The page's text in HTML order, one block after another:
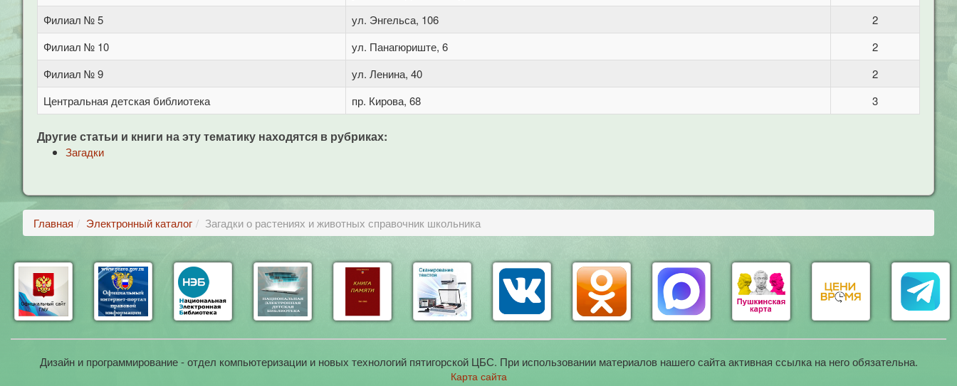
Филиал № 5
ул. Энгельса, 106
2
Филиал № 10
ул. Панагюриште, 6
2
Филиал № 9
ул. Ленина, 40
2
Центральная детская библиотека
пр. Кирова, 68 3
Другие статьи и книги на эту тематику находятся в рубриках:
Загадки
Главная Электронный каталог Загадки о растениях и животных справочник школьника
Дизайн и программирование - отдел компьютеризации и новых технологий пятигорской ЦБС. При использовании материалов нашего сайта активная ссылка на него обязательна.
Карта сайта